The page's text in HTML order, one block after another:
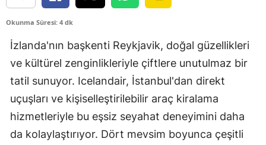
Okunma Süresi: 4 dk
İzlanda'nın başkenti Reykjavik, doğal güzellikleri
ve kültürel zenginlikleriyle çiftlere unutulmaz bir
tatil sunuyor. Icelandair, İstanbul'dan direkt
uçuşları ve kişiselleştirilebilir araç kiralama
hizmetleriyle bu eşsiz seyahat deneyimini daha
da kolaylaştırıyor. Dört mevsim boyunca çeşitli